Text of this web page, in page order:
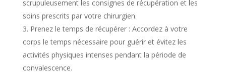
scrupuleusement les consignes de récupération et les
soins prescrits par votre chirurgien.
Prenez le temps de récupérer : Accordez à votre
corps le temps nécessaire pour guérir et évitez les
activités physiques intenses pendant la période de
convalescence.